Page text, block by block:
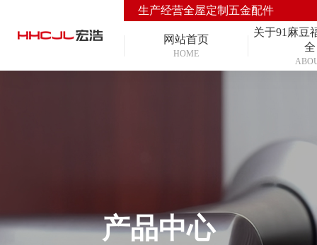
生产经营全屋定制五金配件
网站首页
HOME
关于91麻豆
全
产品中心